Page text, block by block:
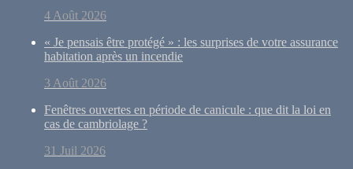
4 Août 2026
« Je pensais être protégé » : les surprises de votre assurance
habitation après un incendie
3 Août 2026
Fenêtres ouvertes en période de canicule : que dit la loi en
cas de cambriolage ?
31 Juil 2026